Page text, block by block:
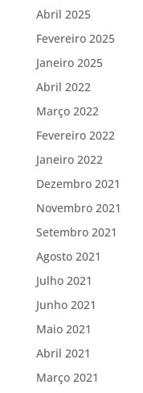
Abril 2025
Fevereiro 2025
Janeiro 2025
Abril 2022
Março 2022
Fevereiro 2022
Janeiro 2022
Dezembro 2021
Novembro 2021
Setembro 2021
Agosto 2021
Julho 2021
Junho 2021
Maio 2021
Abril 2021
Março 2021